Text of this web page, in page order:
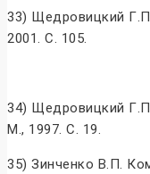
33) Щедровицкий
2001. С. 105.
34) Щедровицкий
М., 1997. С. 19.
35) Зинченко В.П.